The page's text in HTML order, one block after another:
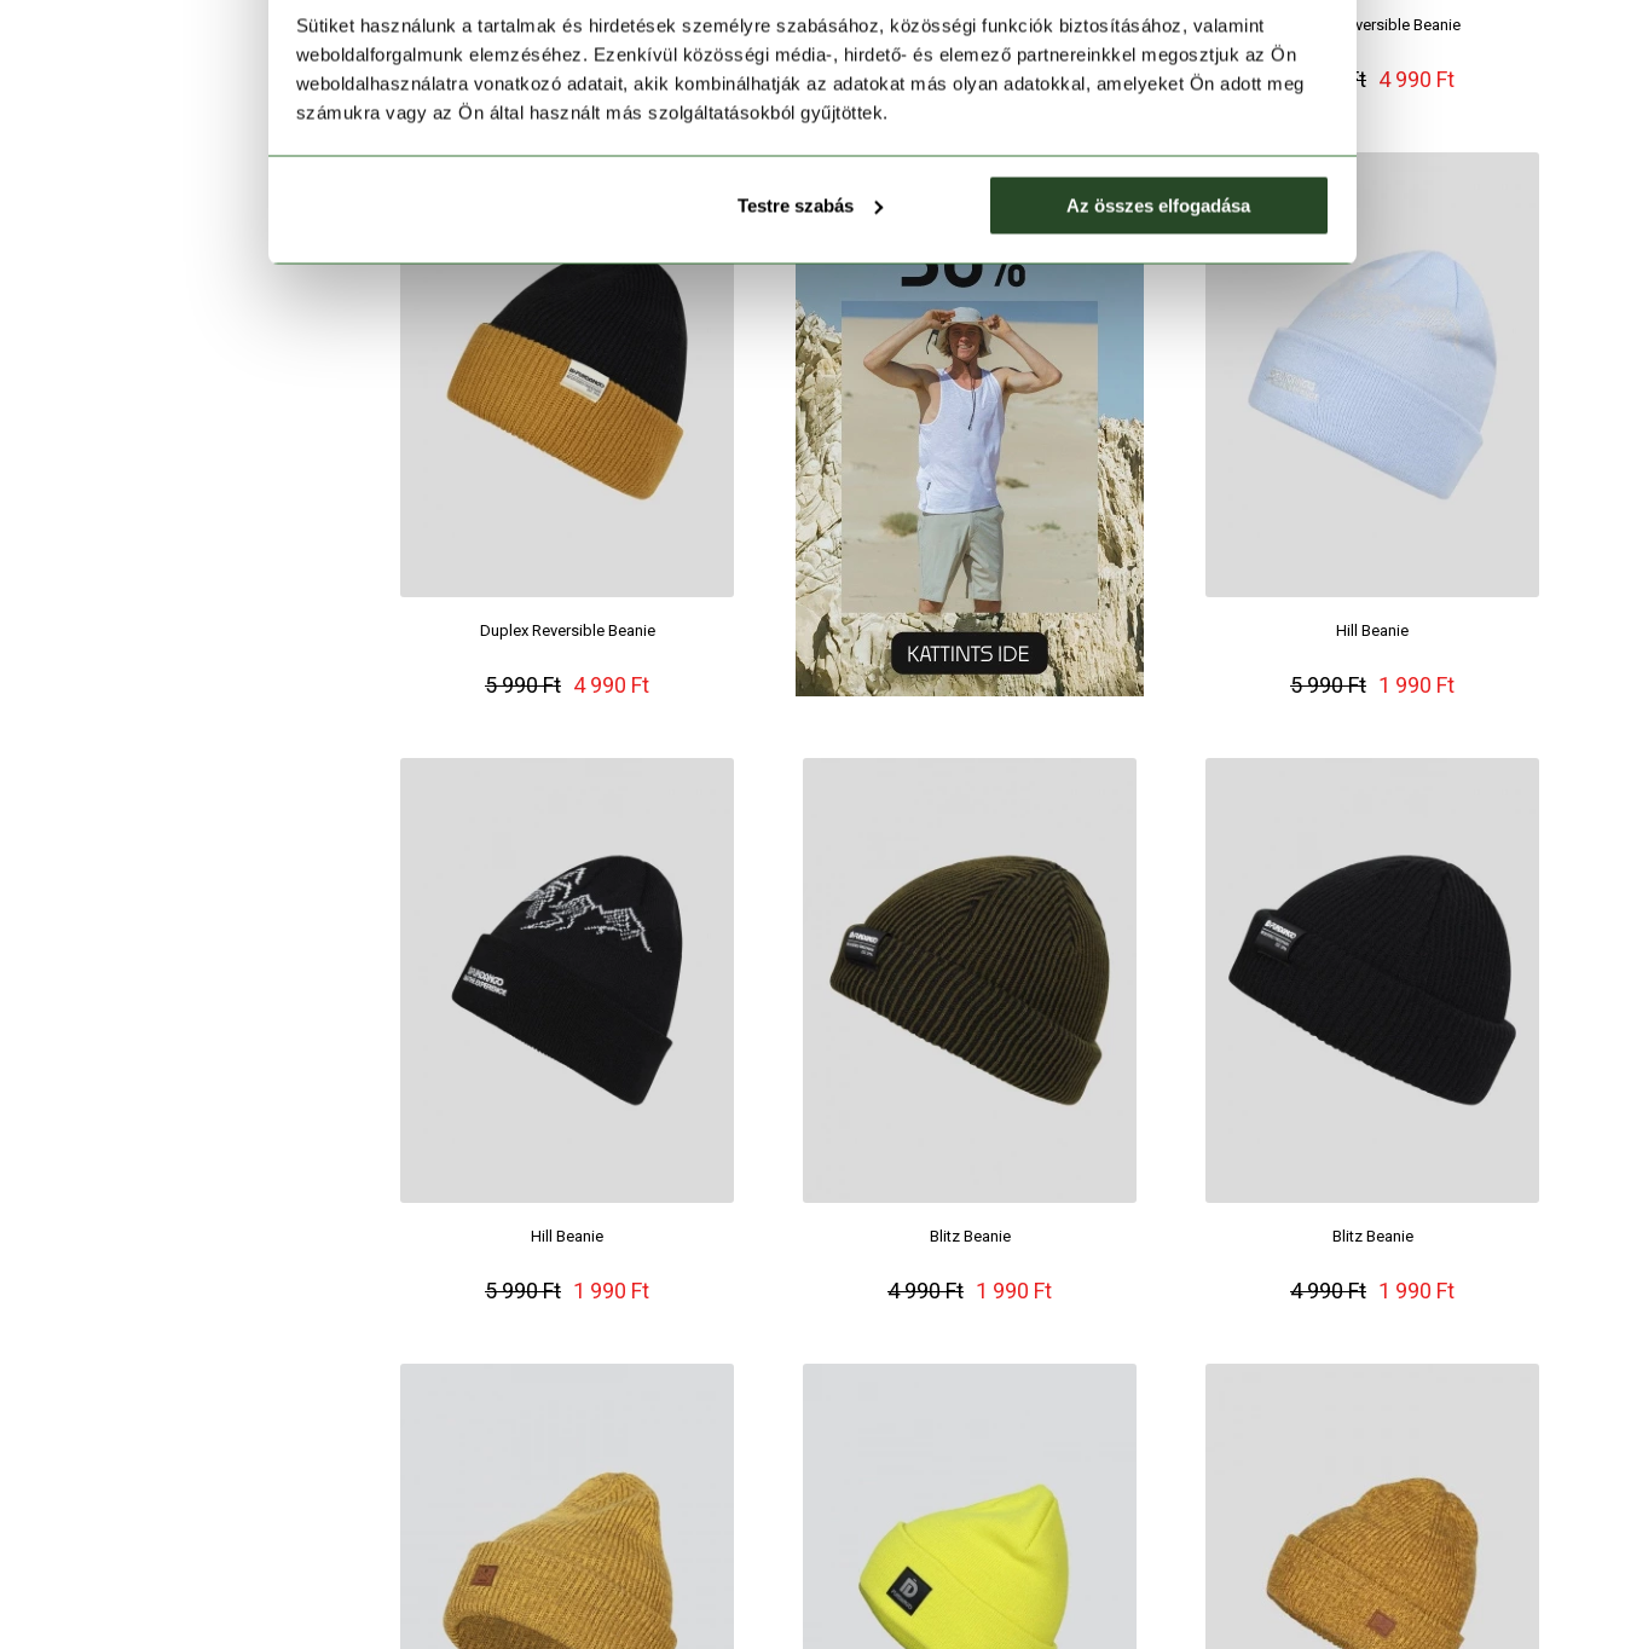
Sütiket használunk a tartalmak és hirdetések személyre szabásához, közösségi funkciók biztosításához, valamint
weboldalforgalmunk elemzéséhez. Ezenkívül közösségi média-, hirdető- és elemező partnereinkkel megosztjuk az Ön
weboldalhasználatra vonatkozó adatait, akik kombinálhatják az adatokat más olyan adatokkal, amelyeket Ön adott meg
számukra vagy az Ön által használt más szolgáltatásokból gyűjtöttek.
Testre szabás Az összes elfogadása
Tara Beanie
4 990 Ft 3 990 Ft
Duplex Reversible Beanie
5 990 Ft 4 990 Ft
Duplex Reversible Beanie
5 990 Ft 4 990 Ft
Duplex Reversible Beanie
5 990 Ft 4 990 Ft
Hill Beanie
5 990 Ft 1 990 Ft
Hill Beanie
5 990 Ft 1 990 Ft
Blitz Beanie
4 990 Ft 1 990 Ft
Blitz Beanie
4 990 Ft 1 990 Ft